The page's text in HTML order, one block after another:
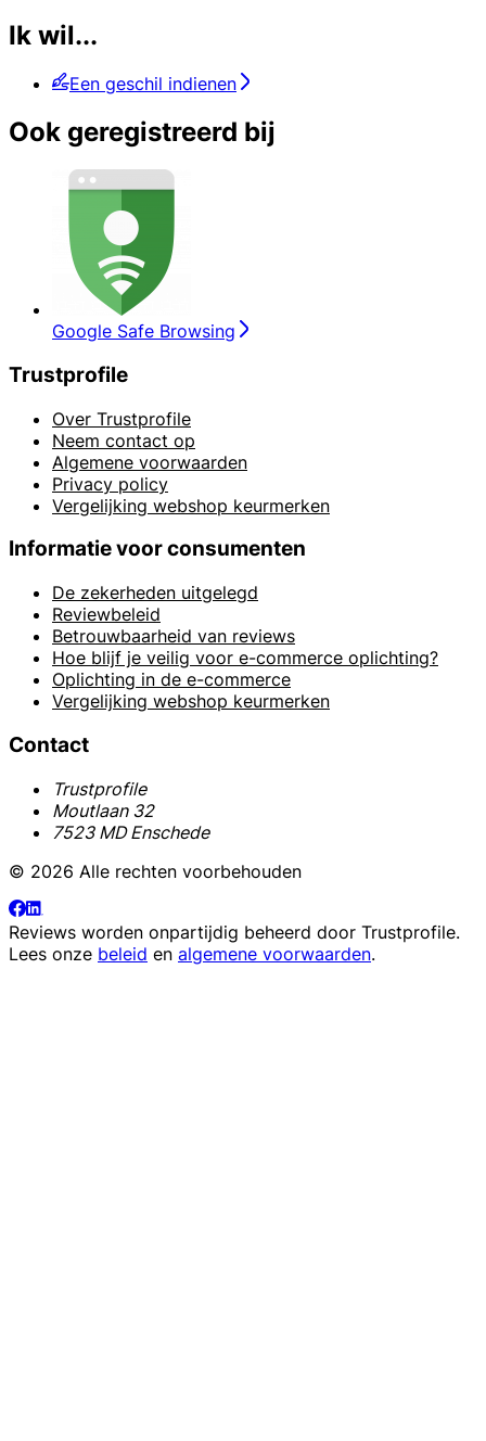
Ik wil...
Een geschil indienen
Ook geregistreerd bij
Google Safe Browsing
Trustprofile
Over Trustprofile
Neem contact op
Algemene voorwaarden
Privacy policy
Vergelijking webshop keurmerken
Informatie voor consumenten
De zekerheden uitgelegd
Reviewbeleid
Betrouwbaarheid van reviews
Hoe blijf je veilig voor e-commerce oplichting?
Oplichting in de e-commerce
Vergelijking webshop keurmerken
Contact
Trustprofile
Moutlaan 32
7523 MD Enschede
© 2026 Alle rechten voorbehouden
Reviews worden onpartijdig beheerd door Trustprofile.
Lees onze beleid en algemene voorwaarden.